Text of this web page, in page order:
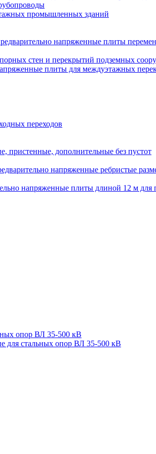
промышленных зданий
напряженные плиты
стен и перекрытий подземных
плиты для междуэтажных
переходов
пристенные, дополнительные без пустот
напряженные ребристые
напряженные плиты длиной 12 м
опор ВЛ 35-500 кВ
для стальных опор ВЛ 35-500 кВ